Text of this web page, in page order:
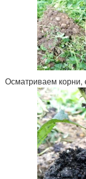
Осматриваем корни,